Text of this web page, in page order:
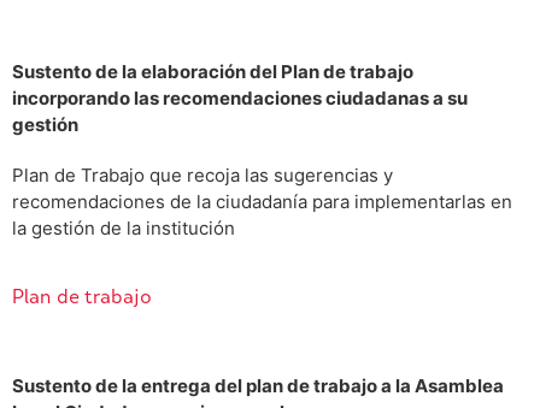
Sustento de la elaboración del Plan de trabajo
incorporando las recomendaciones ciudadanas a su
gestión
Plan de Trabajo que recoja las sugerencias y
recomendaciones de la ciudadanía para implementarlas en
la gestión de la institución
Plan de trabajo
Sustento de la entrega del plan de trabajo a la Asamblea